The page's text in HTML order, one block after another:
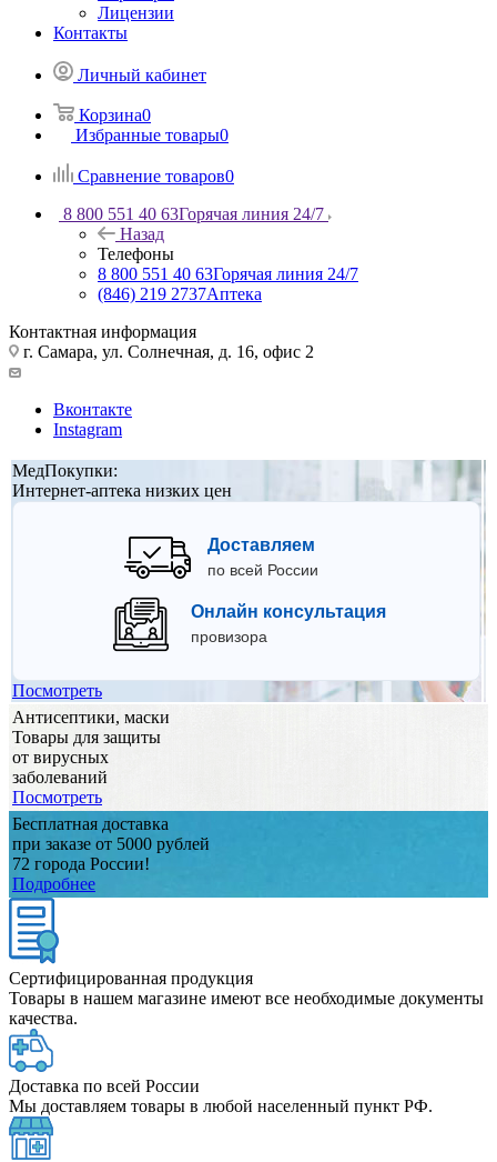
Лицензии
Контакты
Личный кабинет
Корзина0
Избранные товары0
Сравнение товаров0
8 800 551 40 63Горячая линия 24/7
Назад
Телефоны
8 800 551 40 63Горячая линия 24/7
(846) 219 2737Аптека
Контактная информация
г. Самара, ул. Солнечная, д. 16, офис 2
Вконтакте
Instagram
МедПокупки:
Интернет-аптека низких цен
Доставляем
по всей России
Онлайн консультация
провизора
Посмотреть
Антисептики, маски
Товары для защиты
от вирусных
заболеваний
Посмотреть
Бесплатная доставка
при заказе от 5000 рублей
72 города России!
Подробнее
Сертифицированная продукция
Товары в нашем магазине имеют все необходимые документы
качества.
Доставка по всей России
Мы доставляем товары в любой населенный пункт РФ.